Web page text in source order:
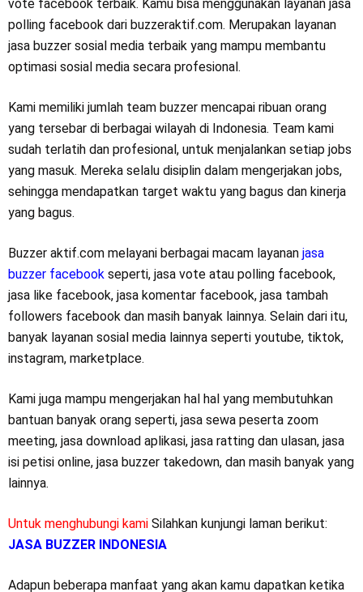
vote facebook terbaik. Kamu bisa menggunakan layanan jasa
polling facebook dari buzzeraktif.com. Merupakan layanan
jasa buzzer sosial media terbaik yang mampu membantu
optimasi sosial media secara profesional.
Kami memiliki jumlah team buzzer mencapai ribuan orang
yang tersebar di berbagai wilayah di Indonesia. Team kami
sudah terlatih dan profesional, untuk menjalankan setiap jobs
yang masuk. Mereka selalu disiplin dalam mengerjakan jobs,
sehingga mendapatkan target waktu yang bagus dan kinerja
yang bagus.
Buzzer aktif.com melayani berbagai macam layanan jasa
buzzer facebook seperti, jasa vote atau polling facebook,
jasa like facebook, jasa komentar facebook, jasa tambah
followers facebook dan masih banyak lainnya. Selain dari itu,
banyak layanan sosial media lainnya seperti youtube, tiktok,
instagram, marketplace.
Kami juga mampu mengerjakan hal hal yang membutuhkan
bantuan banyak orang seperti, jasa sewa peserta zoom
meeting, jasa download aplikasi, jasa ratting dan ulasan, jasa
isi petisi online, jasa buzzer takedown, dan masih banyak yang
lainnya.
Untuk menghubungi kami Silahkan kunjungi laman berikut:
JASA BUZZER INDONESIA
Adapun beberapa manfaat yang akan kamu dapatkan ketika